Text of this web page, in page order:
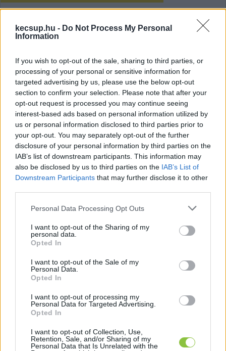
kecsup.hu - Do Not Process My Personal
Information
If you wish to opt-out of the sale, sharing to third parties, or
processing of your personal or sensitive information for
targeted advertising by us, please use the below opt-out
section to confirm your selection. Please note that after your
opt-out request is processed you may continue seeing
interest-based ads based on personal information utilized by
us or personal information disclosed to third parties prior to
your opt-out. You may separately opt-out of the further
disclosure of your personal information by third parties on the
IAB’s list of downstream participants. This information may
also be disclosed by us to third parties on the IAB’s List of
Downstream Participants that may further disclose it to other
Please note that this website/app uses one or more Google
not limited to your visit or usage behaviour. You may click to
grant or deny consent to Google and its third-party tags to
use your data for below specified purposes in below Google
consent section.
Personal Data Processing Opt Outs
I want to opt-out of the Sharing of my
personal data.
Opted In
I want to opt-out of the Sale of my
Personal Data.
Opted In
I want to opt-out of processing my
Personal Data for Targeted Advertising.
Opted In
I want to opt-out of Collection, Use,
Retention, Sale, and/or Sharing of my
Personal Data that Is Unrelated with the
Már kaphatóak a bérletek a kecskeméti Médium Filmklub
tavaszi évadára. A sorozat a Tavaszi Filmnap nyitott
vetítésével veszi kezdetét február 14-én,
Radics Jakab 2024. 02. 11.
4 klasszikussal ünnepel a 40 éves
kaphatóak
40. jubileumi évadára, ami szeptember végén kezdődik. Az
őszi évad nem csak meghatározó
Radics Jakab 2023. 09. 21.